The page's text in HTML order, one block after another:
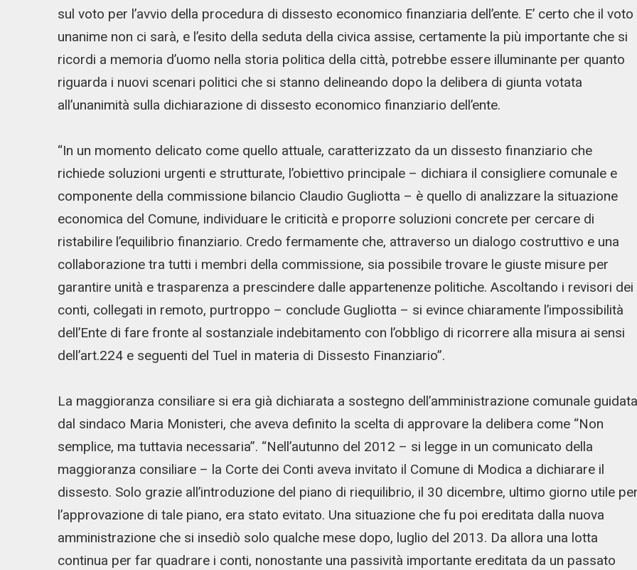
sul voto per l’avvio della procedura di dissesto economico finanziaria dell’ente. E’ certo che il voto
unanime non ci sarà, e l’esito della seduta della civica assise, certamente la più importante che si
ricordi a memoria d’uomo nella storia politica della città, potrebbe essere illuminante per quanto
riguarda i nuovi scenari politici che si stanno delineando dopo la delibera di giunta votata
all’unanimità sulla dichiarazione di dissesto economico finanziario dell’ente.
“In un momento delicato come quello attuale, caratterizzato da un dissesto finanziario che
richiede soluzioni urgenti e strutturate, l’obiettivo principale – dichiara il consigliere comunale e
componente della commissione bilancio Claudio Gugliotta – è quello di analizzare la situazione
economica del Comune, individuare le criticità e proporre soluzioni concrete per cercare di
ristabilire l’equilibrio finanziario. Credo fermamente che, attraverso un dialogo costruttivo e una
collaborazione tra tutti i membri della commissione, sia possibile trovare le giuste misure per
garantire unità e trasparenza a prescindere dalle appartenenze politiche. Ascoltando i revisori dei
conti, collegati in remoto, purtroppo – conclude Gugliotta – si evince chiaramente l’impossibilità
dell’Ente di fare fronte al sostanziale indebitamento con l’obbligo di ricorrere alla misura ai sensi
dell’art.224 e seguenti del Tuel in materia di Dissesto Finanziario”.
La maggioranza consiliare si era già dichiarata a sostegno dell’amministrazione comunale guidata
dal sindaco Maria Monisteri, che aveva definito la scelta di approvare la delibera come “Non
semplice, ma tuttavia necessaria”. “Nell’autunno del 2012 – si legge in un comunicato della
maggioranza consiliare – la Corte dei Conti aveva invitato il Comune di Modica a dichiarare il
dissesto. Solo grazie all’introduzione del piano di riequilibrio, il 30 dicembre, ultimo giorno utile
l’approvazione di tale piano, era stato evitato. Una situazione che fu poi ereditata dalla nuova
amministrazione che si insediò solo qualche mese dopo, luglio del 2013. Da allora una lotta
continua per far quadrare i conti, nonostante una passività importante ereditata da un passato